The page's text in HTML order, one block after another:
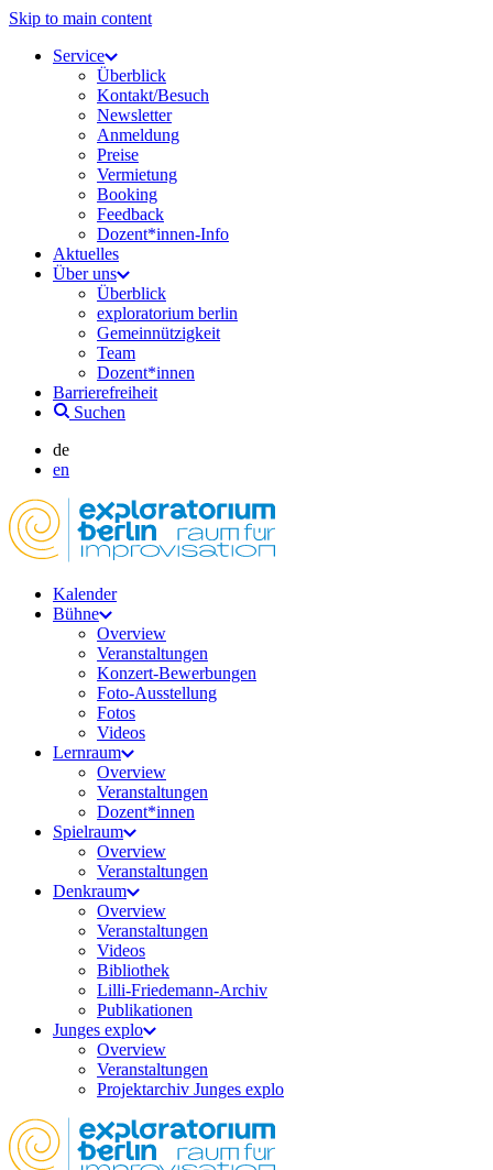
Skip to main content
Service
Überblick
Kontakt/Besuch
Newsletter
Anmeldung
Preise
Vermietung
Booking
Feedback
Dozent*innen-Info
Aktuelles
Über uns
Überblick
exploratorium berlin
Gemeinnützigkeit
Team
Dozent*innen
Barrierefreiheit
Suchen
de
en
Kalender
Bühne
Overview
Veranstaltungen
Konzert-Bewerbungen
Foto-Ausstellung
Fotos
Videos
Lernraum
Overview
Veranstaltungen
Dozent*innen
Spielraum
Overview
Veranstaltungen
Denkraum
Overview
Veranstaltungen
Videos
Bibliothek
Lilli-Friedemann-Archiv
Publikationen
Junges explo
Overview
Veranstaltungen
Projektarchiv Junges explo